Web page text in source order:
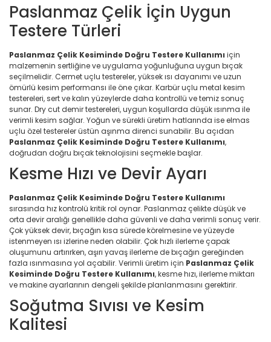
Paslanmaz Çelik İçin Uygun
Testere Türleri
Paslanmaz Çelik Kesiminde Doğru Testere Kullanımı için
malzemenin sertliğine ve uygulama yoğunluğuna uygun bıçak
seçilmelidir. Cermet uçlu testereler, yüksek ısı dayanımı ve uzun
ömürlü kesim performansı ile öne çıkar. Karbür uçlu metal kesim
testereleri, sert ve kalın yüzeylerde daha kontrollü ve temiz sonuç
sunar. Dry cut demir testereleri, uygun koşullarda düşük ısınma ile
verimli kesim sağlar. Yoğun ve sürekli üretim hatlarında ise elmas
uçlu özel testereler üstün aşınma direnci sunabilir. Bu açıdan
Paslanmaz Çelik Kesiminde Doğru Testere Kullanımı,
doğrudan doğru bıçak teknolojisini seçmekle başlar.
Kesme Hızı ve Devir Ayarı
Paslanmaz Çelik Kesiminde Doğru Testere Kullanımı
sırasında hız kontrolü kritik rol oynar. Paslanmaz çelikte düşük ve
orta devir aralığı genellikle daha güvenli ve daha verimli sonuç verir.
Çok yüksek devir, bıçağın kısa sürede körelmesine ve yüzeyde
istenmeyen ısı izlerine neden olabilir. Çok hızlı ilerleme çapak
oluşumunu artırırken, aşırı yavaş ilerleme de bıçağın gereğinden
fazla ısınmasına yol açabilir. Verimli üretim için Paslanmaz Çelik
Kesiminde Doğru Testere Kullanımı, kesme hızı, ilerleme miktarı
ve makine ayarlarının dengeli şekilde planlanmasını gerektirir.
Soğutma Sıvısı ve Kesim
Kalitesi